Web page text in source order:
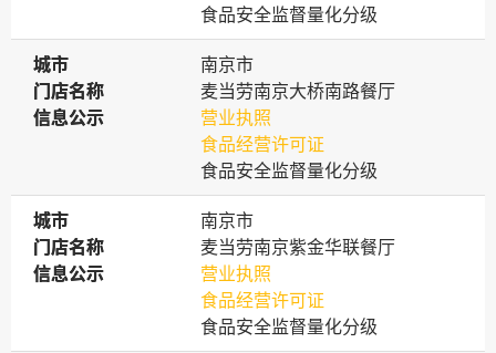
食品安全监督量化分级
城市
城市
南京市
门店名称
门店名称
麦当劳南京大桥南路餐厅
信息公示
信息公示
营业执照
食品经营许可证
食品安全监督量化分级
城市
城市
南京市
门店名称
门店名称
麦当劳南京紫金华联餐厅
信息公示
信息公示
营业执照
食品经营许可证
食品安全监督量化分级